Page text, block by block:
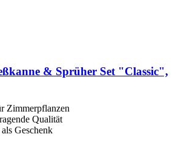
& Sprüher Set "Classic",
Zimmerpflanzen
Qualität
Geschenk